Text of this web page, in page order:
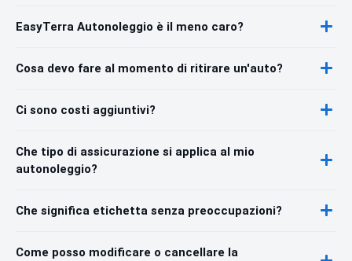
EasyTerra Autonoleggio è il meno caro?
Cosa devo fare al momento di ritirare un'auto?
Ci sono costi aggiuntivi?
Che tipo di assicurazione si applica al mio
autonoleggio?
Che significa etichetta senza preoccupazioni?
Come posso modificare o cancellare la